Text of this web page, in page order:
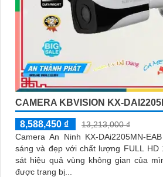
CAMERA KBVISION KX-
8,588,450 ₫
13,213,000 ₫
Camera An Ninh KX-DAi2205MN-
sáng và đẹp với chất lượng FULL HD
sát hiệu quả vùng không gian của mình. Camera này
được trang bị...